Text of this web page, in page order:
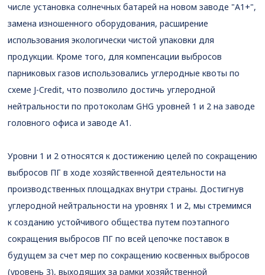
числе установка солнечных батарей на новом заводе "А1+",
замена изношенного оборудования, расширение
использования экологически чистой упаковки для
продукции. Кроме того, для компенсации выбросов
парниковых газов использовались углеродные квоты по
схеме J-Credit, что позволило достичь углеродной
нейтральности по протоколам GHG уровней 1 и 2 на заводе
головного офиса и заводе А1.
Уровни 1 и 2 относятся к достижению целей по сокращению
выбросов ПГ в ходе хозяйственной деятельности на
производственных площадках внутри страны. Достигнув
углеродной нейтральности на уровнях 1 и 2, мы стремимся
к созданию устойчивого общества путем поэтапного
сокращения выбросов ПГ по всей цепочке поставок в
будущем за счет мер по сокращению косвенных выбросов
(уровень 3), выходящих за рамки хозяйственной